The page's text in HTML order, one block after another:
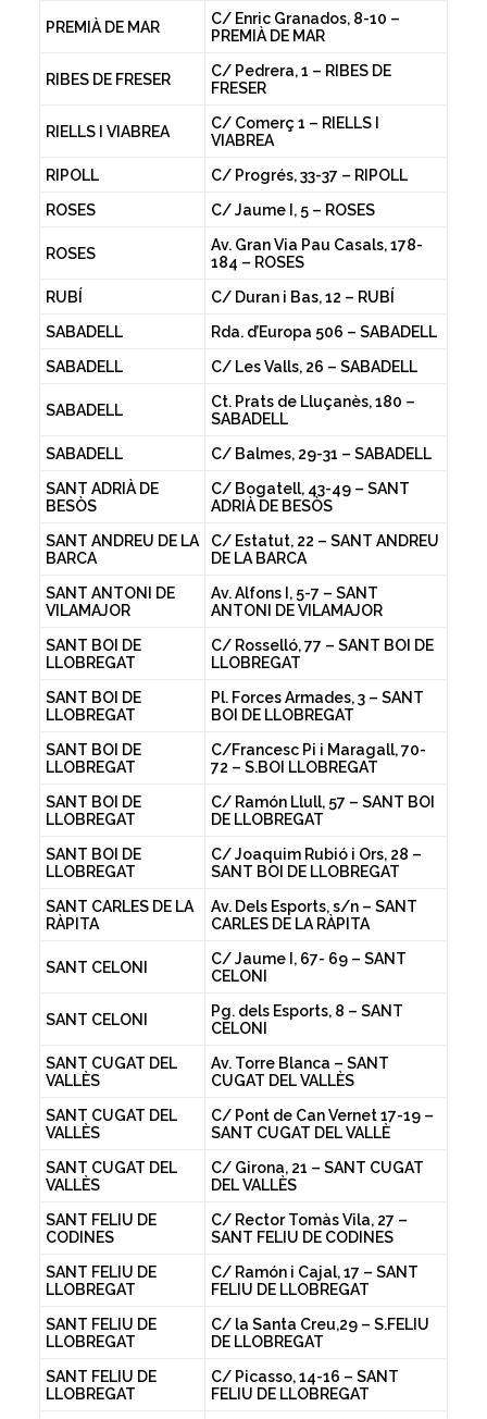
PREMIÀ DE MAR
C/ Enric Granados, 8-10 –
PREMIÀ DE MAR
RIBES DE FRESER
C/ Pedrera, 1 – RIBES DE
FRESER
RIELLS I VIABREA
C/ Comerç 1 – RIELLS I
VIABREA
RIPOLL
C/ Progrés, 33-37 – RIPOLL
ROSES
C/ Jaume I, 5 – ROSES
ROSES
Av. Gran Via Pau Casals, 178-
184 – ROSES
RUBÍ
C/ Duran i Bas, 12 – RUBÍ
SABADELL
Rda. d’Europa 506 – SABADELL
SABADELL
C/ Les Valls, 26 – SABADELL
SABADELL
Ct. Prats de Lluçanès, 180 –
SABADELL
SABADELL
C/ Balmes, 29-31 – SABADELL
SANT ADRIÀ DE
BESÒS
C/ Bogatell, 43-49 – SANT
ADRIÀ DE BESÒS
SANT ANDREU DE LA
BARCA
C/ Estatut, 22 – SANT ANDREU
DE LA BARCA
SANT ANTONI DE
VILAMAJOR
Av. Alfons I, 5-7 – SANT
ANTONI DE VILAMAJOR
SANT BOI DE
LLOBREGAT
C/ Rosselló, 77 – SANT BOI DE
LLOBREGAT
SANT BOI DE
LLOBREGAT
Pl. Forces Armades, 3 – SANT
BOI DE LLOBREGAT
SANT BOI DE
LLOBREGAT
C/Francesc Pi i Maragall, 70-
72 – S.BOI LLOBREGAT
SANT BOI DE
LLOBREGAT
C/ Ramón Llull, 57 – SANT BOI
DE LLOBREGAT
SANT BOI DE
LLOBREGAT
C/ Joaquim Rubió i Ors, 28 –
SANT BOI DE LLOBREGAT
SANT CARLES DE LA
RÀPITA
Av. Dels Esports, s/n – SANT
CARLES DE LA RÀPITA
SANT CELONI
C/ Jaume I, 67- 69 – SANT
CELONI
SANT CELONI
Pg. dels Esports, 8 – SANT
CELONI
SANT CUGAT DEL
VALLÈS
Av. Torre Blanca – SANT
CUGAT DEL VALLÈS
SANT CUGAT DEL
VALLÈS
C/ Pont de Can Vernet 17-19 –
SANT CUGAT DEL VALLÈ
SANT CUGAT DEL
VALLÈS
C/ Girona, 21 – SANT CUGAT
DEL VALLÈS
SANT FELIU DE
CODINES
C/ Rector Tomàs Vila, 27 –
SANT FELIU DE CODINES
SANT FELIU DE
LLOBREGAT
C/ Ramón i Cajal, 17 – SANT
FELIU DE LLOBREGAT
SANT FELIU DE
LLOBREGAT
C/ la Santa Creu,29 – S.FELIU
DE LLOBREGAT
SANT FELIU DE
LLOBREGAT
C/ Picasso, 14-16 – SANT
FELIU DE LLOBREGAT